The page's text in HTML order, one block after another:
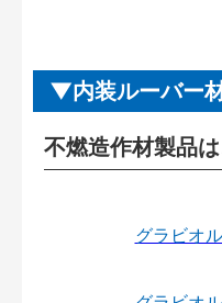
内装ルーバー
不燃造作材製品
グラビオ